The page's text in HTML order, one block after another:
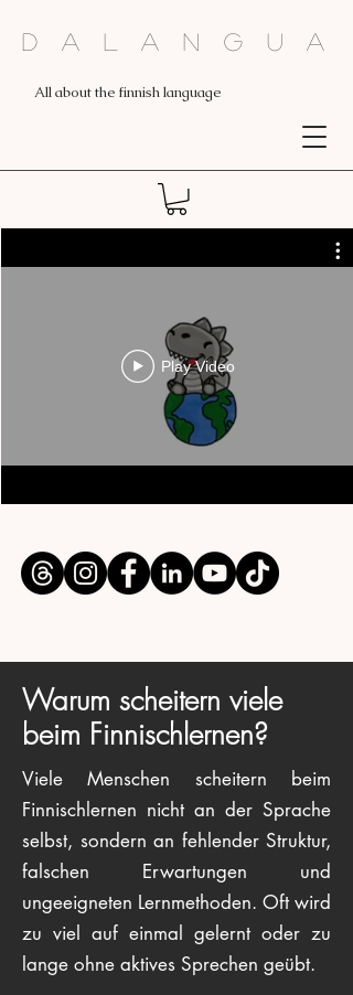
Play Video
All about the finnish language
Dalangua
Warum scheitern viele
beim Finnischlernen?
Viele Menschen scheitern beim
Finnischlernen nicht an der Sprache
selbst, sondern an fehlender Struktur,
falschen Erwartungen und
ungeeigneten Lernmethoden. Oft wird
zu viel auf einmal gelernt oder zu
lange ohne aktives Sprechen geübt.